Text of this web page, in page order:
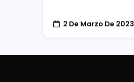
2 De Marzo De 2023